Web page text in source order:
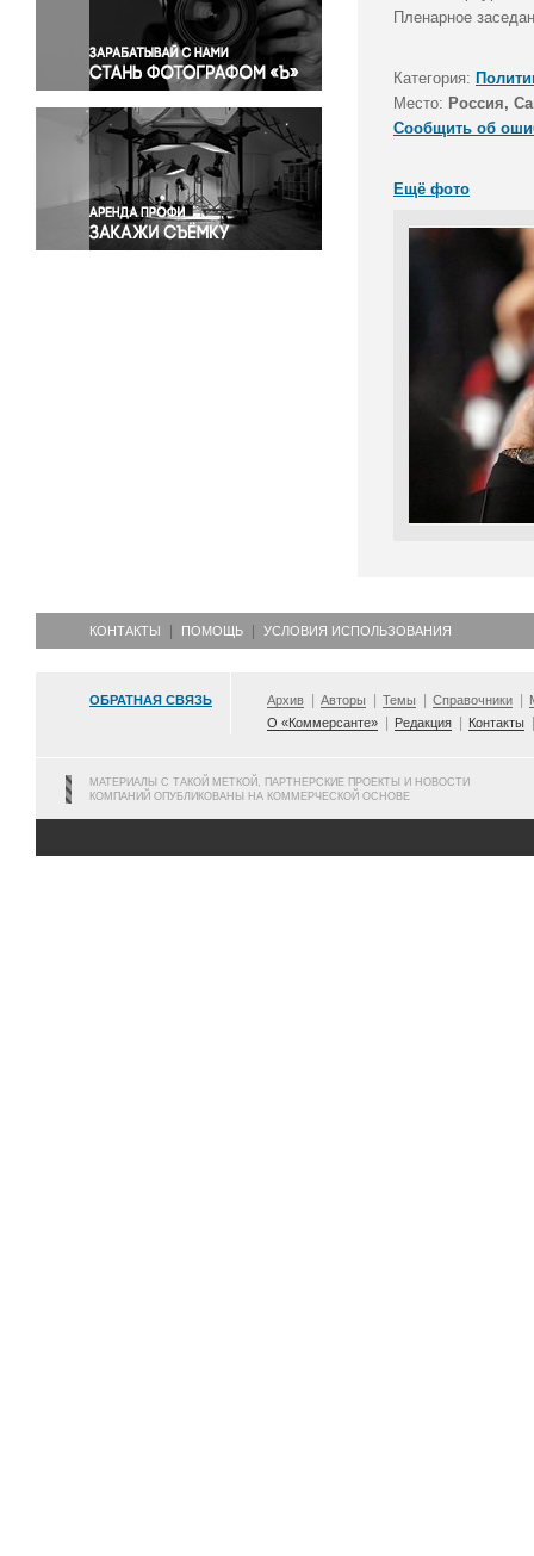
Правосудие
Происшествия и конфликты
Религия
Светская жизнь
Спорт
Экология
Экономика и бизнес
Пленарное
Категория:
Место: Россия,
Сообщить об
Ещё фото
КОНТАКТЫ ПОМОЩЬ УСЛОВИЯ ИСПОЛЬЗОВАНИЯ
ОБРАТНАЯ СВЯЗЬ Архив Авторы Темы Справочники
О «Коммерсанте»
Редакция Контакты
МАТЕРИАЛЫ С ТАКОЙ МЕТКОЙ, ПАРТНЕРСКИЕ ПРОЕКТЫ И НОВОСТИ
КОМПАНИЙ ОПУБЛИКОВАНЫ НА КОММЕРЧЕСКОЙ ОСНОВЕ